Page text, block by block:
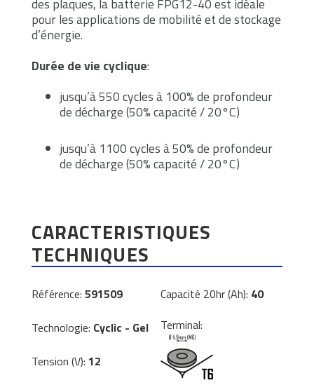
pour les applications de mobilité et de stockage
d’énergie.
Durée de vie cyclique:
jusqu’à 550 cycles à 100% de profondeur
de décharge (50% capacité / 20°C)
jusqu’à 1100 cycles à 50% de profondeur
de décharge (50% capacité / 20°C)
CARACTERISTIQUES
TECHNIQUES
Référence: 591509
Technologie: Cyclic - Gel
Tension (V): 12
Capacité 20hr (Ah): 40
Terminal: